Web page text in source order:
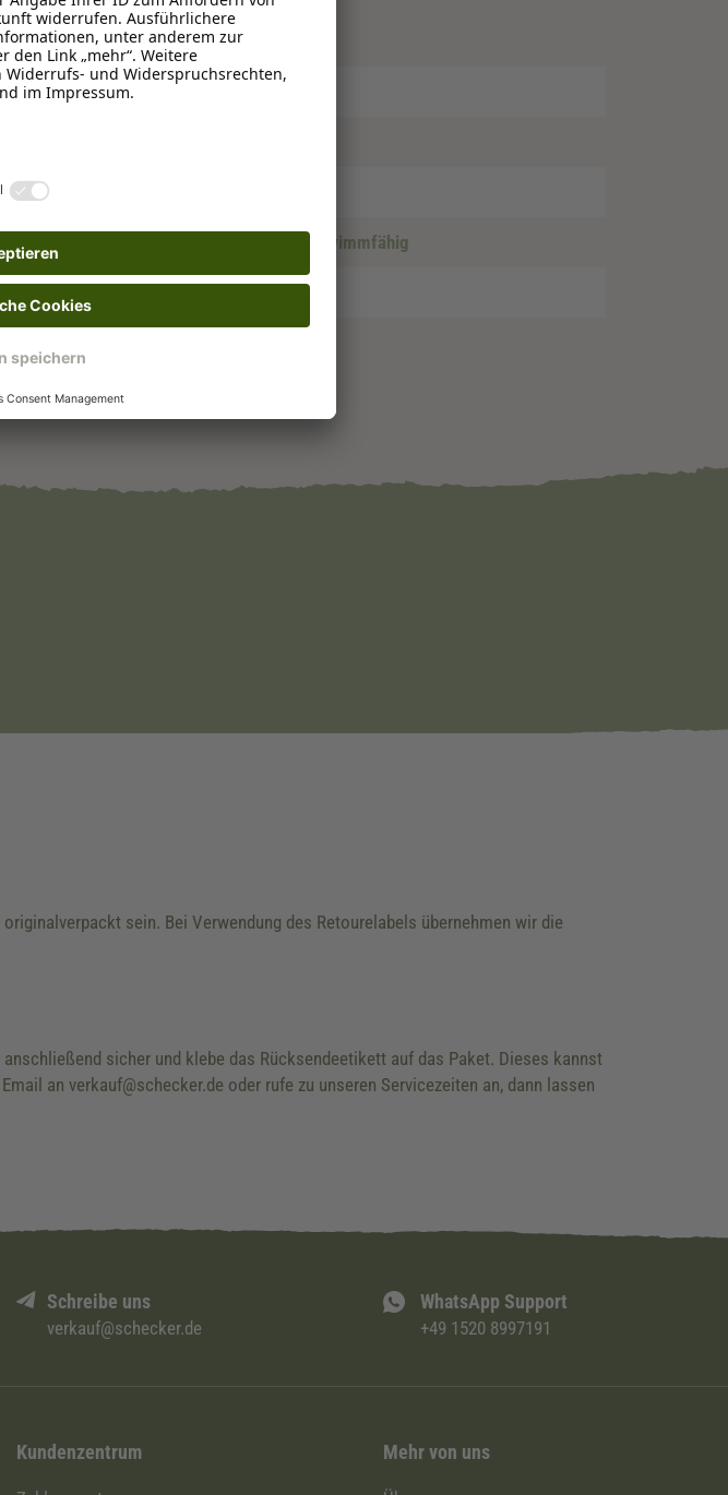
Adult, Senior, Welpe / Junghund
Gelb
Elastomer-Mischung
Ohne Handschlaufe , Schwimmfähig
sein. Bei Verwendung des Retourelabels übernehmen wir die
sicher und klebe das Rücksendeetikett auf das Paket. Dieses kannst
an verkauf@schecker.de oder rufe zu unseren Servicezeiten an, dann lassen
Schreibe uns
verkauf@schecker.de
WhatsApp Support
+49 1520 8997191
Kundenzentrum Mehr von uns